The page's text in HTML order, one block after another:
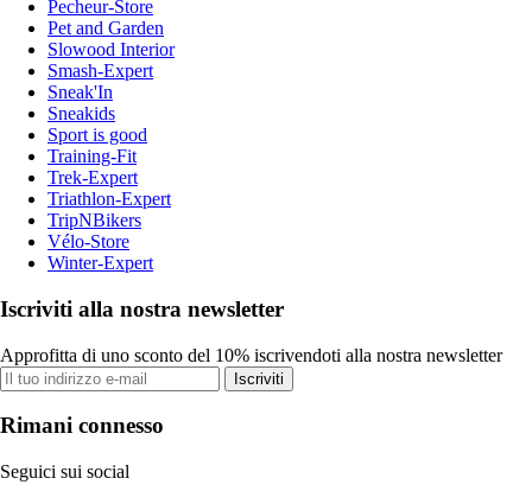
Pecheur-Store
Pet and Garden
Slowood Interior
Smash-Expert
Sneak'In
Sneakids
Sport is good
Training-Fit
Trek-Expert
Triathlon-Expert
TripNBikers
Vélo-Store
Winter-Expert
Iscriviti alla nostra newsletter
Approfitta di uno sconto del 10% iscrivendoti alla nostra newsletter
Iscriviti
Rimani connesso
Seguici sui social